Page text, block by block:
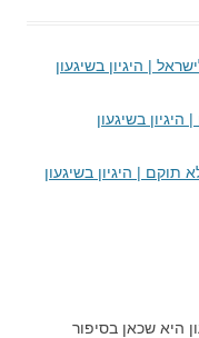
| היגיון בשיגעון
בשיגעון
| היגיון בשיגעון
היא שכאן בסיפור